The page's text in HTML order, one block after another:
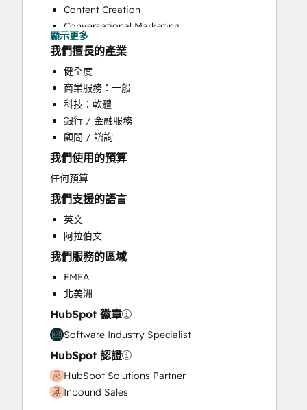
Content Creation
Conversational Marketing
CRM Implementation
CRM Migration
Customer Marketing
Email Marketing
Full Inbound Marketing Services
HubSpot Onboarding
Knowledge Base Development
Paid Advertising
Programmable Automation
Sales and Marketing Alignment
Sales Coaching and Training
Sales Enablement
Search Engine Optimization
Social Media
Video Production
Website Design
Website Development
Website Migration
顯示更多
我們擅長的產業
健全度
商業服務：一般
科技：軟體
銀行 / 金融服務
顧問 / 諮詢
我們使用的預算
任何預算
我們支援的語言
英文
阿拉伯文
我們服務的區域
EMEA
北美洲
HubSpot 徽章
Software Industry Specialist
HubSpot 認證
HubSpot Solutions Partner
Inbound Sales